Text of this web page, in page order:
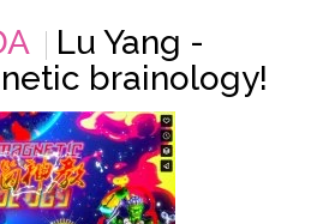
Lu Yang -
brainology!